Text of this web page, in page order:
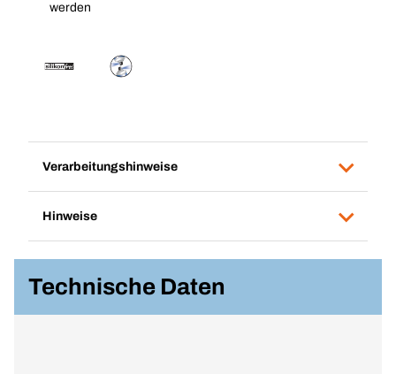
werden
Verarbeitungshinweise
Hinweise
Technische Daten